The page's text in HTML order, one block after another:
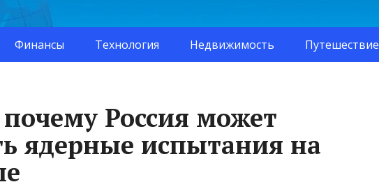
Финансы Технология Недвижимость Путешествие
почему Россия может
ядерные испытания на